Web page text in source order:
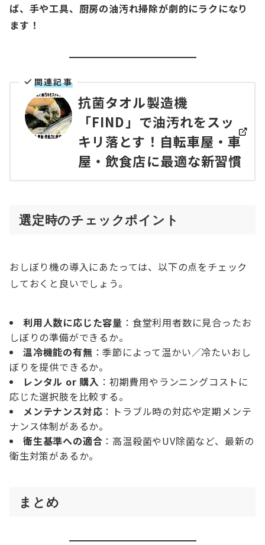
ば、手や工具、厨房の油汚れ掃除が劇的にラクになり
ます！
関連記事
抗菌タオル製造機
「FIND」で油汚れをスッ
キリ落とす！自転車屋・車
屋・飲食店に最適な新習慣
選定時のチェックポイント
おしぼり機の導入にあたっては、以下の点をチェック
しておくと良いでしょう。
利用人数に応じた容量 ：食堂利用者数に見合ったお
しぼりの準備ができるか。
温冷機能の有無 ：季節によって温かい／冷たいおし
ぼりを提供できるか。
レンタル or 購入 ：初期費用やランニングコストに
応じた選択肢を比較する。
メンテナンス対応 ：トラブル時の対応や定期メンテ
ナンス体制があるか。
衛生基準への適合 ：高温殺菌やUV除菌など、最新の
衛生対策があるか。
まとめ